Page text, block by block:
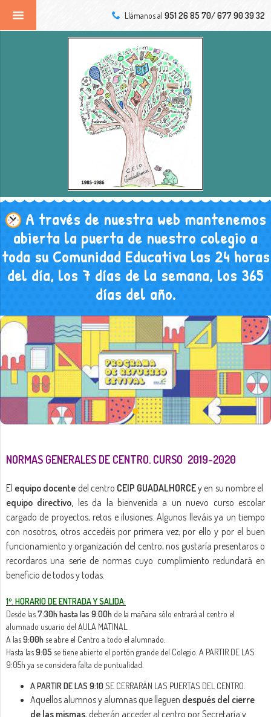
Llámanos al 951 26 85 70/ 677 90 39 32
A través de nuestra web mantenemos
abierta la puerta de nuestro colegio a
toda su Comunidad Educativa las 24 horas
del día, los 7 días de la semana, los 365
días del año.
NORMAS GENERALES DE CENTRO. CURSO 2019-2020
El equipo docente del centro CEIP GUADALHORCEy en su nombre el
equipo directivo, les da la bienvenida a un nuevo curso escolar
cargado de proyectos, retos e ilusiones. Algunos lleváis ya un tiempo
con nosotros, otros accedéis por primera vez; por ello y por el buen
funcionamiento y organización del centro, nos gustaría presentaros o
recordaros una serie de normas cuyo cumplimiento redundará en
beneficio de todos y todas.
1º. HORARIO DE ENTRADA Y SALIDA:
Desde las7:30h hasta las 9:00h de la mañana sólo entrará al centro el
alumnado usuario del AULA MATINAL.
A las9:00h se abre el Centro a todo el alumnado.
Hasta las9:05 se tiene abierto el portón grande del Colegio. A PARTIR DE LAS
9:05h ya se considera falta de puntualidad.
A PARTIR DE LAS 9:10 SE CERRARÁN LAS PUERTAS DEL CENTRO.
Aquellos alumnos y alumnas que lleguen después del cierre
de las mismas, deberán acceder al centro por Secretaría y